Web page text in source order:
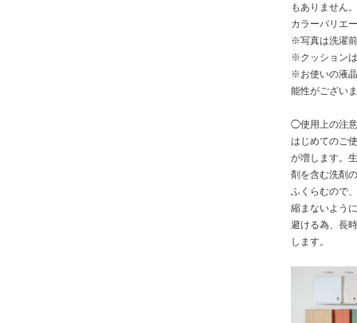
もありません
カラーバリエ
※写真は洗濯
※クッション
※お使いの液
能性がござい
◯使用上の注意
はじめてのご
が増します。
剤を含む洗剤
ふくらむので
縮まないよう
避ける為、長
します。